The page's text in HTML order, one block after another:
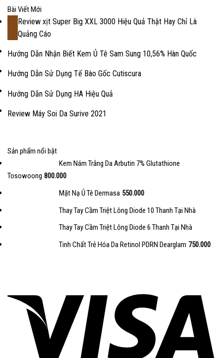
Bài Viết Mới
Review xịt Super Big XXL 3000 Hiệu Quả Thật Hay Chỉ Là
Quảng Cáo
Hướng Dẫn Nhận Biết Kem Ủ Tê Sam Sung 10,56% Hàn Quốc
Hướng Dẫn Sử Dụng Tế Bào Gốc Cutiscura
Hướng Dẫn Sử Dụng HA Hiệu Quả
Review Máy Soi Da Surive 2021
Sản phẩm nổi bật
Kem Nám Trắng Da Arbutin 7% Glutathione
Tosowoong 800.000
Mặt Nạ Ủ Tê Dermasa 550.000
Thay Tay Cầm Triệt Lông Diode 10 Thanh Tại Nhà
Thay Tay Cầm Triệt Lông Diode 6 Thanh Tại Nhà
Tinh Chất Trẻ Hóa Da Retinol PDRN Dearglam 750.000